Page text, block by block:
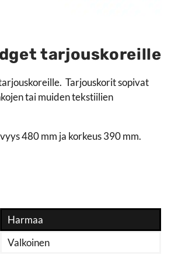
tarjouskoreille
Tarjouskorit sopivat
tai muiden tekstiilien
480 mm ja korkeus 390 mm.
Harmaa
Valkoinen